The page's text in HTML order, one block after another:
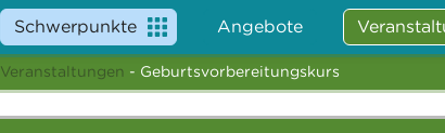
Schwerpunkte Angebote
Veranstaltungen - Geburtsvorbereitungskurs